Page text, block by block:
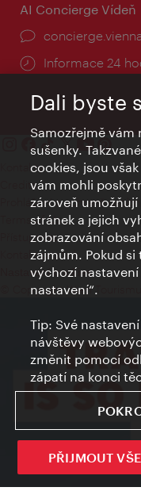
AI Concierge Vídeň
Informace 24
Kontakty
Credits
Prohlášení o ochraně
Terms of Use
Přístupnost
Kontakt pro tisk
Nastavení cookies
© Copyright Wien Tourismus
Dali byste
Samozřejmě
sušenky.
cookies, jsou
vám mohli
zároveň
stránek a jejich
zobrazování
zájmům. Pokud
výchozí
nastavení“.
Tip: Své
návštěvy
změnit pomocí
zápatí na konci
PŘIJMOUT